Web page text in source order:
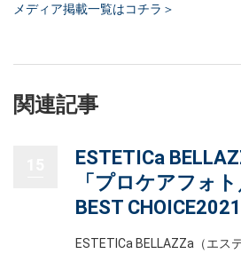
メディア掲載一覧はコチラ＞
関連記事
ESTETICa
「プロケアフォ
BEST
ESTETICa BELLAZZa（エス